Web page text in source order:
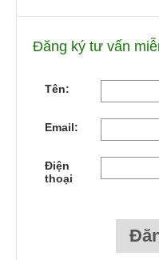
Đăng ký tư vấn
Tên:
Email:
Điện
thoại